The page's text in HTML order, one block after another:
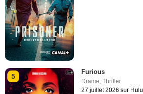
5
Furious
Drame ,Thriller
27 juillet 2026 sur Hulu